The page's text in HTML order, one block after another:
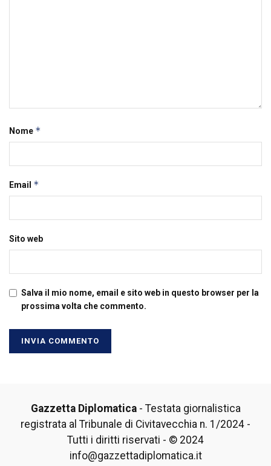
Nome *
Email *
Sito web
Salva il mio nome, email e sito web in questo browser per la
prossima volta che commento.
Gazzetta Diplomatica- Testata giornalistica
registrata al Tribunale di Civitavecchia n. 1/2024 -
Tutti i diritti riservati - © 2024
info@gazzettadiplomatica.it